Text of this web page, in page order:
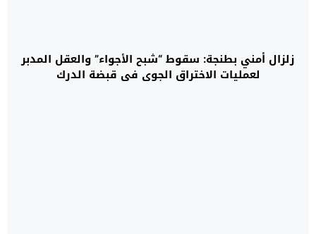
زلزال أمني بطنجة: سقوط “شبح الأجواء” والعقل المدبر
لعمليات الاختراق الجوي في قبضة الدرك